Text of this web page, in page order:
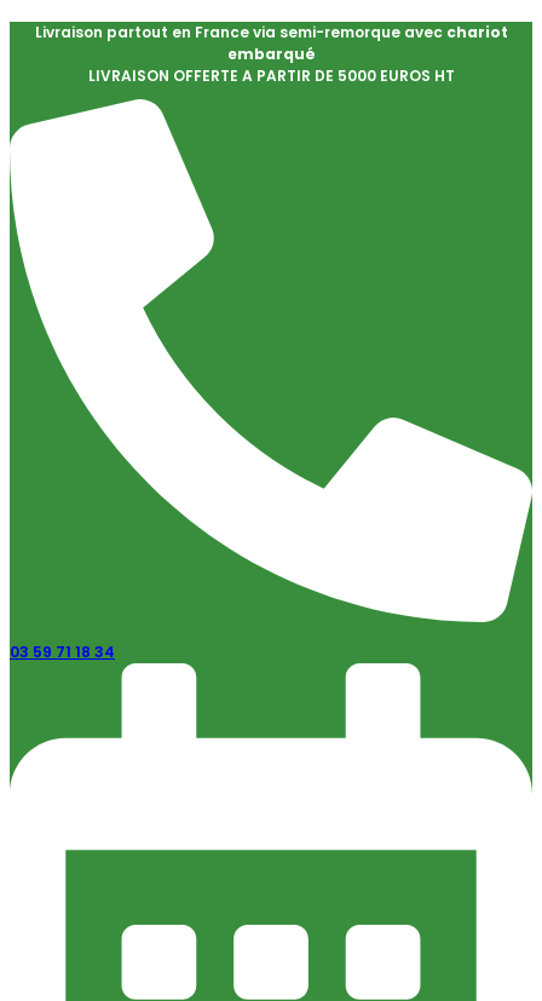
Livraison partout en France via semi-remorque avec chariot
embarqué
LIVRAISON OFFERTE A PARTIR DE 5000 EUROS HT
03 59 71 18 34